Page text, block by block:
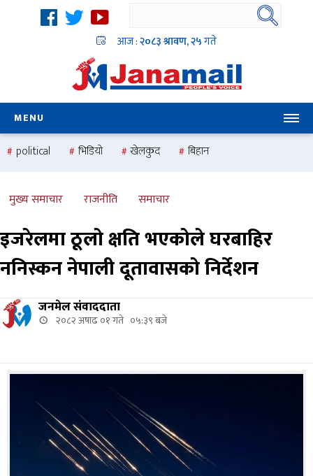
आज :२०८३ श्रावण, २५गते
MENU
political भिडियो खेलकुद
बिहान
national
health
मुख्य समाचार राजनीति समाचार
इजरेलमा ठूलो क्षति भएकोले घरबाहिर
ननिस्कन नेपाली दूतावासको निर्देशन
जनमेल संवाददाता
२०८२ अषाढ ०१ गते ०५:३९ बजे